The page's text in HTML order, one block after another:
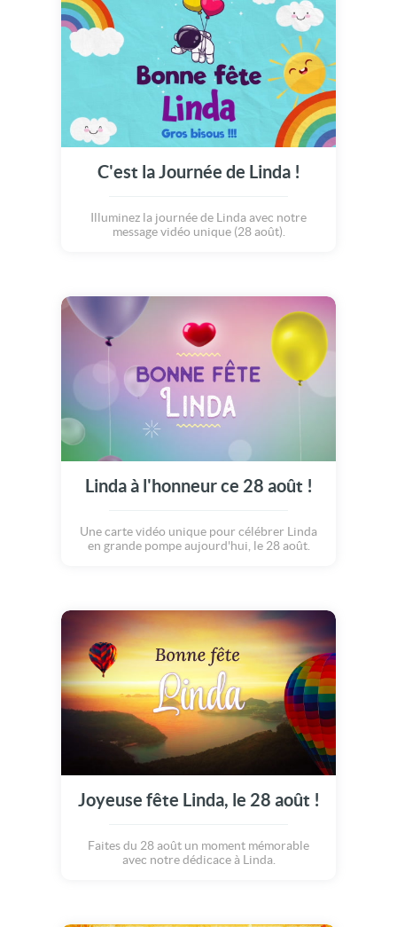
C'est la Journée de Linda !
Illuminez la journée de Linda avec notre
message vidéo unique (28 août).
Linda à l'honneur ce 28 août !
Une carte vidéo unique pour célébrer Linda
en grande pompe aujourd'hui, le 28 août.
Joyeuse fête Linda, le 28 août !
Faites du 28 août un moment mémorable
avec notre dédicace à Linda.